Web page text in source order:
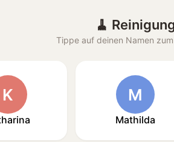
🧹
Tippe auf deinen Namen
K M
Mathilda